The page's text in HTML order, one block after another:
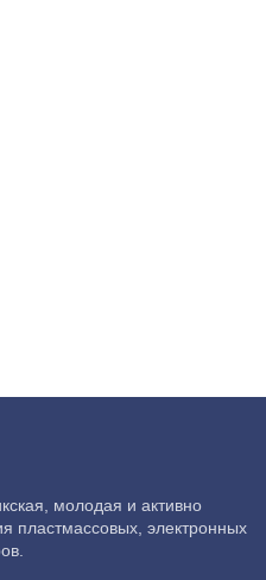
молодая и активно
пластмассовых, электронных